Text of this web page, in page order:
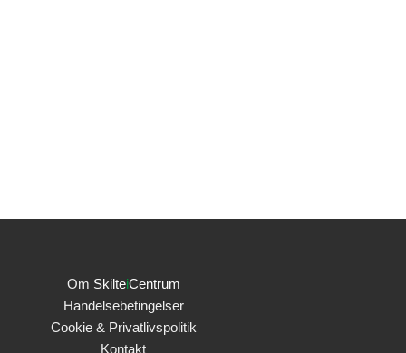
Om SkilteiCentrum
Handelsebetingelser
Cookie & Privatlivspolitik
Kontakt